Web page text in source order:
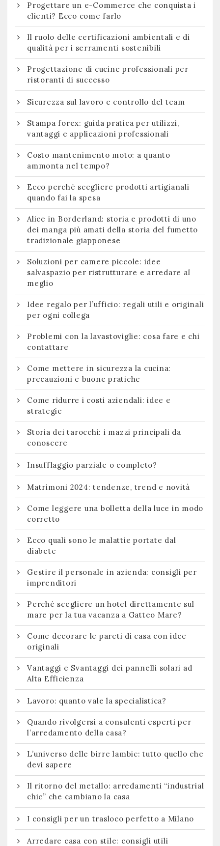
Progettare un e-Commerce che conquista i
clienti? Ecco come farlo
Il ruolo delle certificazioni ambientali e di
qualità per i serramenti sostenibili
Progettazione di cucine professionali per
ristoranti di successo
Sicurezza sul lavoro e controllo del team
Stampa forex: guida pratica per utilizzi,
vantaggi e applicazioni professionali
Costo mantenimento moto: a quanto
ammonta nel tempo?
Ecco perchè scegliere prodotti artigianali
quando fai la spesa
Alice in Borderland: storia e prodotti di uno
dei manga più amati della storia del fumetto
tradizionale giapponese
Soluzioni per camere piccole: idee
salvaspazio per ristrutturare e arredare al
meglio
Idee regalo per l’ufficio: regali utili e originali
per ogni collega
Problemi con la lavastoviglie: cosa fare e chi
contattare
Come mettere in sicurezza la cucina:
precauzioni e buone pratiche
Come ridurre i costi aziendali: idee e
strategie
Storia dei tarocchi: i mazzi principali da
conoscere
Insufflaggio parziale o completo?
Matrimoni 2024: tendenze, trend e novità
Come leggere una bolletta della luce in modo
corretto
Ecco quali sono le malattie portate dal
diabete
Gestire il personale in azienda: consigli per
imprenditori
Perché scegliere un hotel direttamente sul
mare per la tua vacanza a Gatteo Mare?
Come decorare le pareti di casa con idee
originali
Vantaggi e Svantaggi dei pannelli solari ad
Alta Efficienza
Lavoro: quanto vale la specialistica?
Quando rivolgersi a consulenti esperti per
l’arredamento della casa?
L’universo delle birre lambic: tutto quello che
devi sapere
Il ritorno del metallo: arredamenti “industrial
chic” che cambiano la casa
I consigli per un trasloco perfetto a Milano
Arredare casa con stile: consigli utili